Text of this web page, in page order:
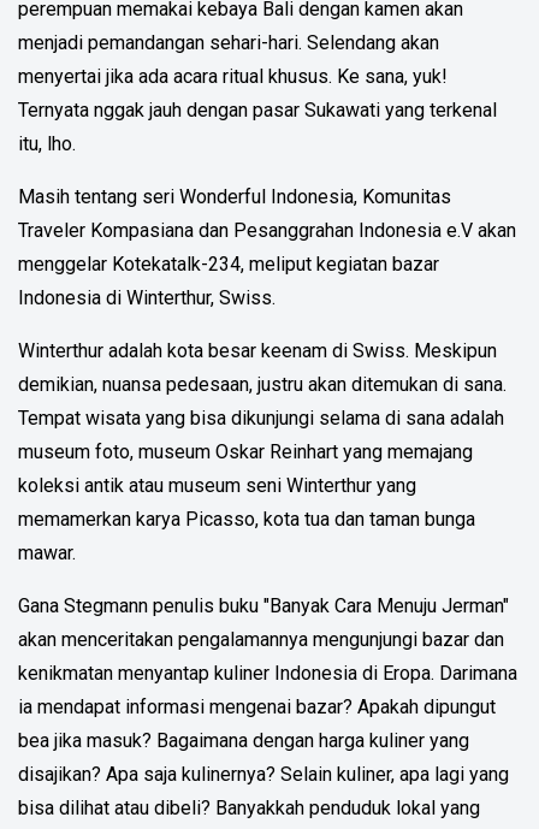
perempuan memakai kebaya Bali dengan kamen akan
menjadi pemandangan sehari-hari. Selendang akan
menyertai jika ada acara ritual khusus. Ke sana, yuk!
Ternyata nggak jauh dengan pasar Sukawati yang terkenal
itu, lho.
Masih tentang seri Wonderful Indonesia, Komunitas
Traveler Kompasiana dan Pesanggrahan Indonesia e.V akan
menggelar Kotekatalk-234, meliput kegiatan bazar
Indonesia di Winterthur, Swiss.
Winterthur adalah kota besar keenam di Swiss. Meskipun
demikian, nuansa pedesaan, justru akan ditemukan di sana.
Tempat wisata yang bisa dikunjungi selama di sana adalah
museum foto, museum Oskar Reinhart yang memajang
koleksi antik atau museum seni Winterthur yang
memamerkan karya Picasso, kota tua dan taman bunga
mawar.
Gana Stegmann penulis buku "Banyak Cara Menuju Jerman"
akan menceritakan pengalamannya mengunjungi bazar dan
kenikmatan menyantap kuliner Indonesia di Eropa. Darimana
ia mendapat informasi mengenai bazar? Apakah dipungut
bea jika masuk? Bagaimana dengan harga kuliner yang
disajikan? Apa saja kulinernya? Selain kuliner, apa lagi yang
bisa dilihat atau dibeli? Banyakkah penduduk lokal yang